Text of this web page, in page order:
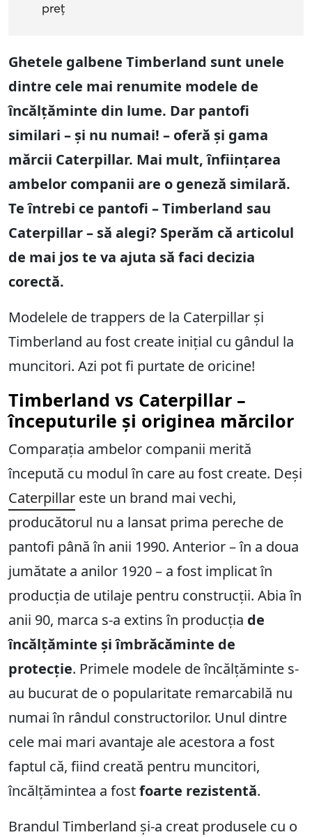
preț
Ghetele galbene Timberland sunt unele
dintre cele mai renumite modele de
încălțăminte din lume. Dar pantofi
similari – și nu numai! – oferă și gama
mărcii Caterpillar. Mai mult, înființarea
ambelor companii are o geneză similară.
Te întrebi ce pantofi – Timberland sau
Caterpillar – să alegi? Sperăm că articolul
de mai jos te va ajuta să faci decizia
corectă.
Modelele de trappers de la Caterpillar și
Timberland au fost create inițial cu gândul la
muncitori. Azi pot fi purtate de oricine!
Timberland vs Caterpillar –
începuturile și originea mărcilor
Comparația ambelor companii merită
începută cu modul în care au fost create. Deși
Caterpillar este un brand mai vechi,
producătorul nu a lansat prima pereche de
pantofi până în anii 1990. Anterior – în a doua
jumătate a anilor 1920 – a fost implicat în
producția de utilaje pentru construcții. Abia în
anii 90, marca s-a extins în producția de
încălțăminte și îmbrăcăminte de
protecție. Primele modele de încălțăminte s-
au bucurat de o popularitate remarcabilă nu
numai în rândul constructorilor. Unul dintre
cele mai mari avantaje ale acestora a fost
faptul că, fiind creată pentru muncitori,
încălțămintea a fostfoarte rezistentă.
Brandul Timberland și-a creat produsele cu o